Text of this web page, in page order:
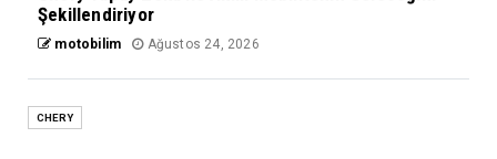
Şekillendiriyor
motobilim Ağustos 24, 2026
CHERY